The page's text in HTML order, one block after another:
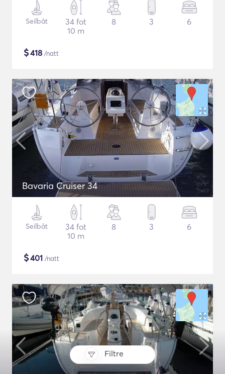
Filtre
Seilbåt
34 fot
10 m
8 3 6
$418 /natt
Bavaria Cruiser 34
Seilbåt
34 fot
10 m
8 3 6
$401 /natt